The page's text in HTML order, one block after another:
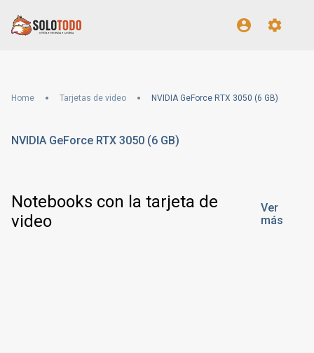
Home Tarjetas de video NVIDIA GeForce RTX 3050 (6 GB)
NVIDIA GeForce RTX 3050 (6 GB)
Notebooks con la tarjeta de
video
Ver
más